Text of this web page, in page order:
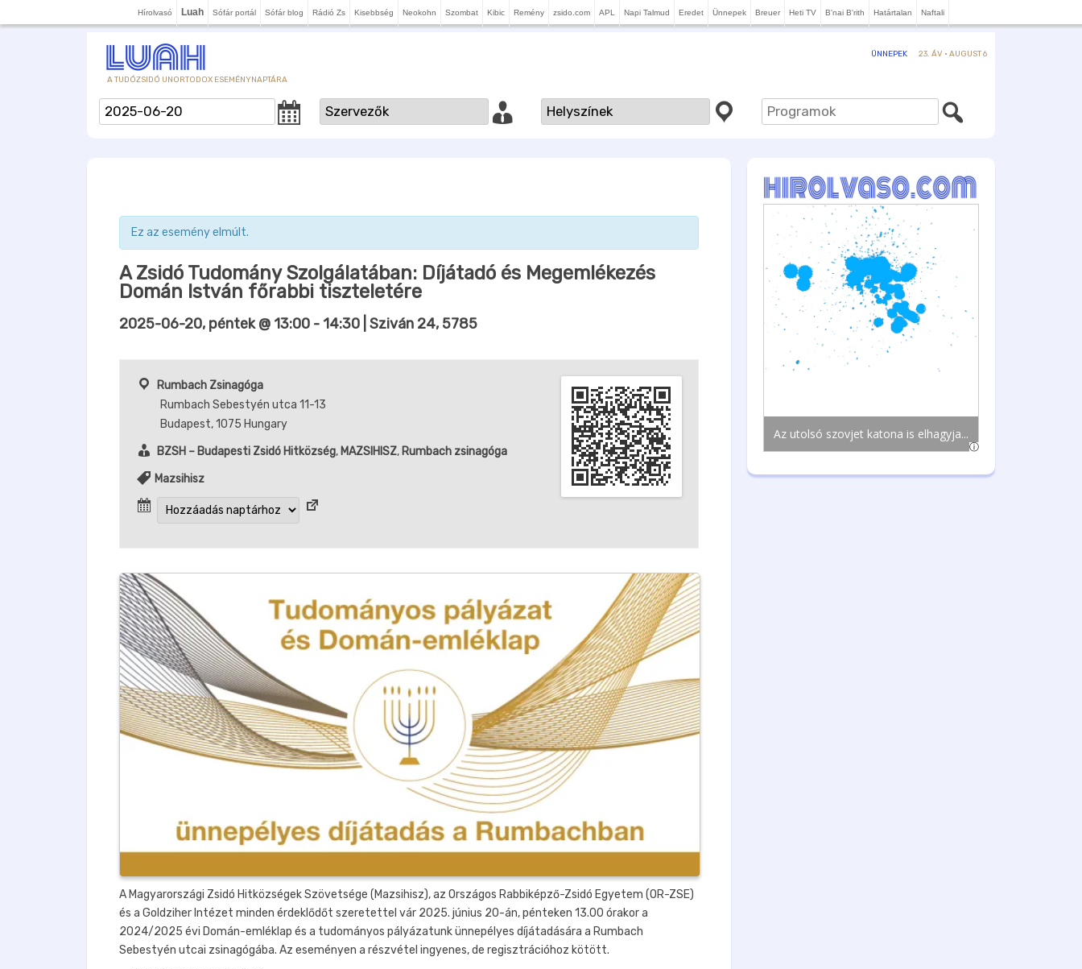
Hírolvasó Luah Sófár portál Sófár blog Rádió Zs Kisebbség Neokohn Szombat Kibic Remény zsido.com APL Napi Talmud Eredet Ünnepek Breuer Heti TV B'nai B'rith Határtalan Naftali
A TUDÓZSIDÓ UNORTODOX ESEMÉNYNAPTÁRA
ÜNNEPEK 23. ÁV · AUGUST 6
Ez az esemény elmúlt.
A Zsidó Tudomány Szolgálatában: Díjátadó és Megemlékezés
Domán István főrabbi tiszteletére
2025-06-20, péntek @ 13:00 - 14:30 | Sziván 24, 5785
Rumbach Zsinagóga
Rumbach Sebestyén utca 11-13
Budapest,1075 Hungary
BZSH – Budapesti Zsidó Hitközség, MAZSIHISZ, Rumbach zsinagóga
Mazsihisz
A Magyarországi Zsidó Hitközségek Szövetsége (Mazsihisz), az Országos Rabbiképző-Zsidó Egyetem (OR-ZSE)
és a Goldziher Intézet minden érdeklődőt szeretettel vár 2025. június 20-án, pénteken 13.00 órakor a
2024/2025 évi Domán-emléklap és a tudományos pályázatunk ünnepélyes díjátadására a Rumbach
Sebestyén utcai zsinagógába. Az eseményen a részvétel ingyenes, de regisztrációhoz kötött.